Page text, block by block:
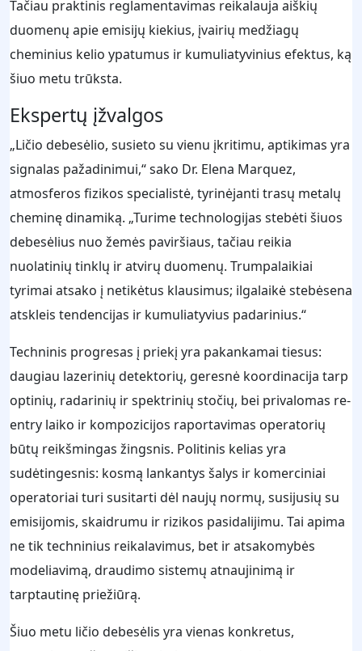
Tačiau praktinis reglamentavimas reikalauja aiškių
duomenų apie emisijų kiekius, įvairių medžiagų
cheminius kelio ypatumus ir kumuliatyvinius efektus, ką
šiuo metu trūksta.
Ekspertų įžvalgos
„Ličio debesėlio, susieto su vienu įkritimu, aptikimas yra
signalas pažadinimui,“ sako Dr. Elena Marquez,
atmosferos fizikos specialistė, tyrinėjanti trasų metalų
cheminę dinamiką. „Turime technologijas stebėti šiuos
debesėlius nuo žemės paviršiaus, tačiau reikia
nuolatinių tinklų ir atvirų duomenų. Trumpalaikiai
tyrimai atsako į netikėtus klausimus; ilgalaikė stebėsena
atskleis tendencijas ir kumuliatyvius padarinius.“
Techninis progresas į priekį yra pakankamai tiesus:
daugiau lazerinių detektorių, geresnė koordinacija tarp
optinių, radarinių ir spektrinių stočių, bei privalomas re-
entry laiko ir kompozicijos raportavimas operatorių
būtų reikšmingas žingsnis. Politinis kelias yra
sudėtingesnis: kosmą lankantys šalys ir komerciniai
operatoriai turi susitarti dėl naujų normų, susijusių su
emisijomis, skaidrumu ir rizikos pasidalijimu. Tai apima
ne tik techninius reikalavimus, bet ir atsakomybės
modeliavimą, draudimo sistemų atnaujinimą ir
tarptautinę priežiūrą.
Šiuo metu ličio debesėlis yra vienas konkretus,